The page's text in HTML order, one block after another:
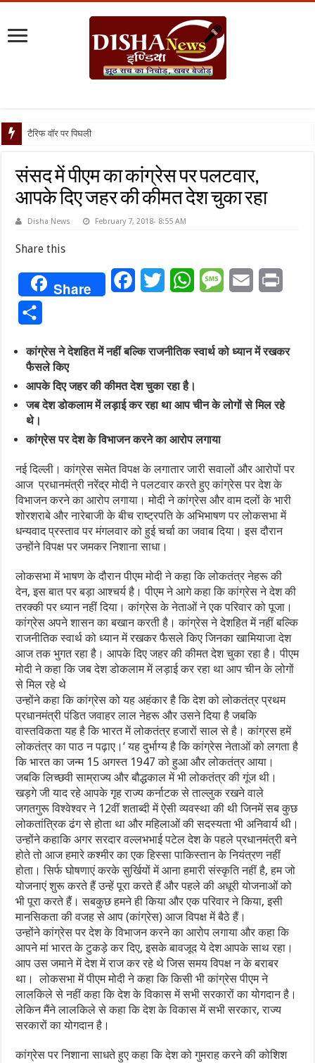
टैरिफ वॉर पर पिघली बर्फ, ट्रंप और म
संसद में पीएम का कांग्रेस पर पलटवार,
आपके दिए जहर की कीमत देश चुका रहा
Disha News February 7, 2018- 8:55 AM
Share this
Share FacebookTwitterWhatsAppMessageEmail
कांग्रेस ने देशहित में नहीं बल्कि राजनीतिक स्वार्थ को ध्यान में रखकर
फैसले किए
आपके दिए जहर की कीमत देश चुका रहा है।
जब देश डोकलाम में लड़ाई कर रहा था आप चीन के लोगों से मिल रहे
थे।
कांग्रेस पर देश के विभाजन करने का आरोप लगाया
नई दिल्ली। कांग्रेस समेत विपक्ष के लगातार जारी सवालों और आरोपों पर
आज प्रधानमंत्री नरेंद्र मोदी ने पलटवार करते हुए कांग्रेस पर देश के
विभाजन करने का आरोप लगाया। मोदी ने कांग्रेस और वाम दलों के भारी
शोरशराबे और नारेबाजी के बीच राष्ट्रपति के अभिभाषण पर लोकसभा में
धन्यवाद प्रस्ताव पर मंगलवार को हुई चर्चा का जवाब दिया। इस दौरान
उन्होंने विपक्ष पर जमकर निशाना साधा।
लोकसभा में भाषण के दौरान पीएम मोदी ने कहा कि लोकतंत्र नेहरू की
देन, इस बात पर बड़ा आश्चर्य है। पीएम ने आगे कहा कि कांग्रेस ने देश की
तरक्की पर ध्यान नहीं दिया। कांग्रेस के नेताओं ने एक परिवार को पूजा।
कांग्रेस अपने शासन का बखान करती है। कांग्रेस ने देशहित में नहीं बल्कि
राजनीतिक स्वार्थ को ध्यान में रखकर फैसले किए जिनका खामियाजा देश
आज तक भुगत रहा है। आपके दिए जहर की कीमत देश चुका रहा है। पीएम
मोदी ने कहा कि जब देश डोकलाम में लड़ाई कर रहा था आप चीन के लोगों
से मिल रहे थे
उन्होंने कहा कि कांग्रेस को यह अहंकार है कि देश को लोकतंत्र प्रथम
प्रधानमंत्री पंडित जवाहर लाल नेहरू और उसने दिया है जबकि
वास्तविकता यह है कि भारत में लोकतंत्र हजारों साल से है। कांग्रस हमें
लोकतंत्र का पाठ न पढ़ाए।‘ यह दुर्भाग्य है कि कांग्रेस नेताओं को लगता है
कि भारत का जन्म 15 अगस्त 1947 को हुआ और लोकतंत्र आया।
जबकि लिच्छवी साम्राज्य और बौद्धकाल में भी लोकतंत्र की गूंज थी।
खड़गे जी याद रहे आपके गृह राज्य कर्नाटक से ताल्लुक रखने वाले
जगतगुरू विश्वेश्वर ने 12वीं शताब्दी में ऐसी व्यवस्था की थी जिनमें सब कुछ
लोकतांत्रिक ढंग से होता था और महिलाओं की सदस्यता भी अनिवार्य थी।
उन्होंने कहाकि अगर सरदार वल्लभभाई पटेल देश के पहले प्रधानमंत्री बने
होते तो आज हमारे कश्मीर का एक हिस्सा पाकिस्तान के नियंत्रण नहीं
होता। सिर्फ घोषणाएं करके सुर्खियों में आना हमारी संस्कृति नहीं है, हम जो
योजनाएं शुरू करते हैं उन्हें पूरा करते हैं और पहले की अधूरी योजनाओं को
भी पूरा करते हैं। सबकुछ हमने ही किया और एक परिवार ने किया, इसी
मानसिकता की वजह से आप (कांग्रेस) आज विपक्ष में बैठे हैं।
उन्होंने कांग्रेस पर देश के विभाजन करने का आरोप लगाया और कहा कि
आपने मां भारत के टुकड़े कर दिए, इसके बावजूद ये देश आपके साथ रहा।
आप उस जमाने में देश में राज कर रहे थे जिस समय विपक्ष न के बराबर
था। लोकसभा में पीएम मोदी ने कहा कि किसी भी कांग्रेस पीएम ने
लालकिले से नहीं कहा कि देश के विकास में सभी सरकारों का योगदान है।
लेकिन मैंने लालकिले से कहा कि देश के विकास में सभी सरकार, राज्य
सरकारों का योगदान है।
कांग्रेस पर निशाना साधते हुए कहा कि देश को गुमराह करने की कोशिश